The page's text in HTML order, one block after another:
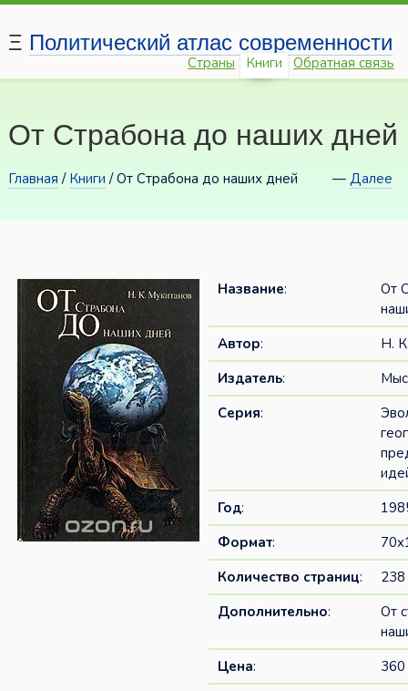
Ξ Политический атлас современности
Страны Книги Обратная связь
От Страбона до наших дней
Главная / —Далее
Книги / От Страбона до наших дней
Название:
От
Автор:
Н.
Издатель:
Серия:
Год:
Формат:
Количество страниц:
238
Дополнительно:
От
Цена:
360